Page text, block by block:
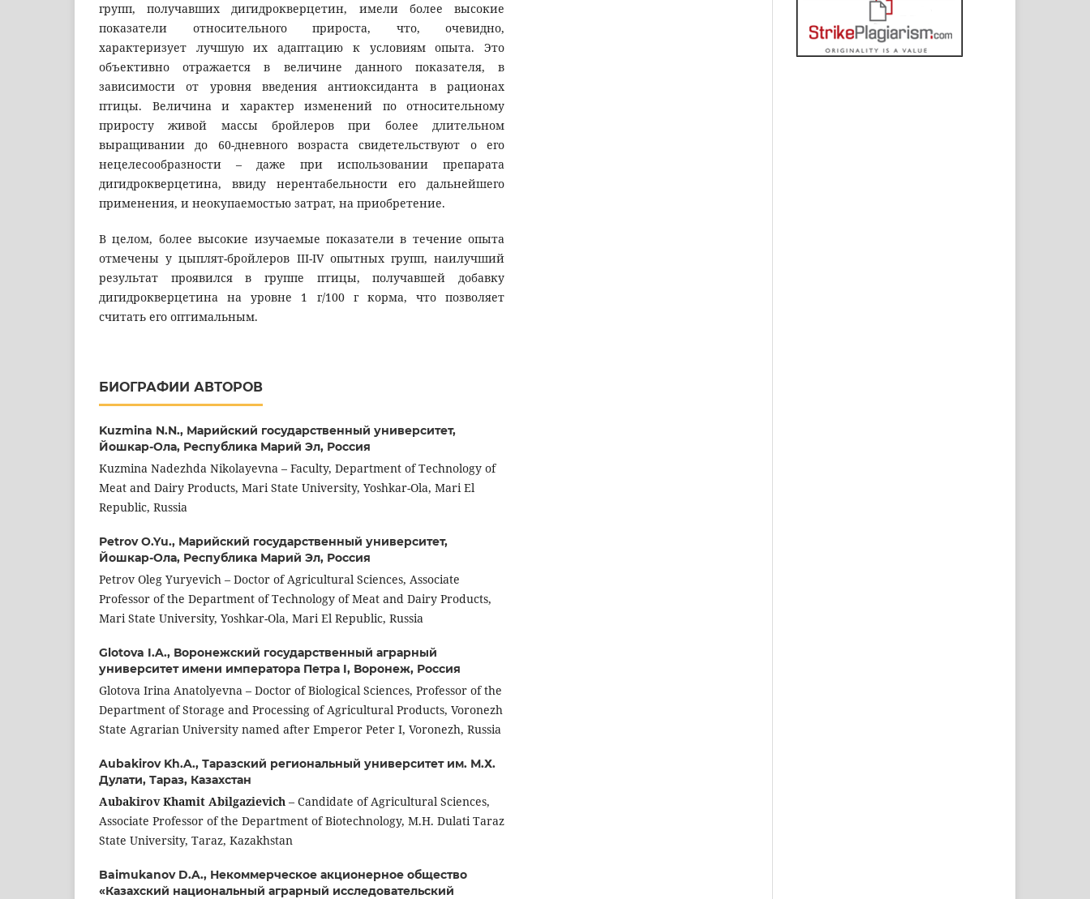
групп, получавших дигидрокверцетин, имели более высокие
показатели относительного прироста, что, очевидно,
характеризует лучшую их адаптацию к условиям опыта. Это
объективно отражается в величине данного показателя, в
зависимости от уровня введения антиоксиданта в рационах
птицы. Величина и характер изменений по относительному
приросту живой массы бройлеров при более длительном
выращивании до 60-дневного возраста свидетельствуют о его
нецелесообразности – даже при использовании препарата
дигидрокверцетина, ввиду нерентабельности его дальнейшего
применения, и неокупаемостью затрат, на приобретение.
В целом, более высокие изучаемые показатели в течение опыта
отмечены у цыплят-бройлеров III-IV опытных групп, наилучший
результат проявился в группе птицы, получавшей добавку
дигидрокверцетина на уровне 1 г/100 г корма, что позволяет
считать его оптимальным.
БИОГРАФИИ АВТОРОВ
Kuzmina N.N., Марийский государственный университет,
Йошкар-Ола, Республика Марий Эл, Россия
Kuzmina Nadezhda Nikolayevna – Faculty, Department of Technology of
Meat and Dairy Products, Mari State University, Yoshkar-Ola, Mari El
Republic, Russia
Petrov O.Yu., Марийский государственный университет,
Йошкар-Ола, Республика Марий Эл, Россия
Petrov Oleg Yuryevich – Doctor of Agricultural Sciences, Associate
Professor of the Department of Technology of Meat and Dairy Products,
Mari State University, Yoshkar-Ola, Mari El Republic, Russia
Glotova I.A., Воронежский государственный аграрный
университет имени императора Петра I, Воронеж, Россия
Glotova Irina Anatolyevna – Doctor of Biological Sciences, Professor of the
Department of Storage and Processing of Agricultural Products, Voronezh
State Agrarian University named after Emperor Peter I, Voronezh, Russia
Aubakirov Kh.A., Таразский региональный университет им. М.Х.
Дулати, Тараз, Казахстан
Aubakirov Khamit Abilgazievich – Candidate of Agricultural Sciences,
Associate Professor of the Department of Biotechnology, M.H. Dulati Taraz
State University, Taraz, Kazakhstan
Baimukanov D.A., Некоммерческое акционерное общество
«Казахский национальный аграрный исследовательский